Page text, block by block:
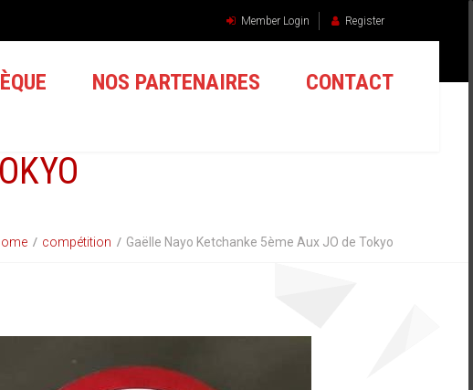
Member Login Register
NOS PARTENAIRES CONTACT
compétition Gaëlle Nayo Ketchanke 5ème Aux JO de Tokyo